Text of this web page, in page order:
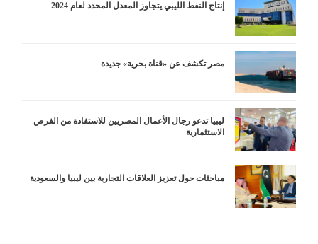
إنتاج النفط الليبي يتجاوز المعدل المحدد لعام 2024
مصر تكشف عن «قناة بحرية» جديدة
ليبيا تدعو رجال الأعمال المصريين للاستفادة من الفرص
الاستثمارية
مباحثات حول تعزيز العلاقات التجارية بين ليبيا والسعودية